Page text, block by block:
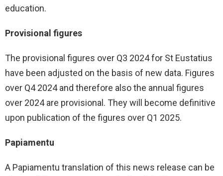
education.
Provisional figures
The provisional figures over Q3 2024 for St Eustatius
have been adjusted on the basis of new data. Figures
over Q4 2024 and therefore also the annual figures
over 2024 are provisional. They will become definitive
upon publication of the figures over Q1 2025.
Papiamentu
A Papiamentu translation of this news release can be